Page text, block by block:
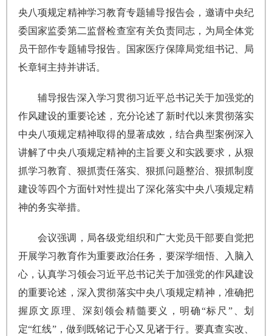
央八项规定精神学习教育专题辅导报告会，邀请中央纪
委国家监委第二监督检查室有关负责同志，为局全体党
员干部作专题辅导报告。国家医疗保障局党组书记、局
长章轲主持并讲话。
辅导报告深入学习贯彻习近平总书记关于加强党的
作风建设的重要论述，充分论述了新时代以来贯彻落实
中央八项规定精神取得的显著成效，结合典型案例深入
讲解了中央八项规定精神的主旨要义和实践要求，从狠
抓学习教育、狠抓责任落实、狠抓问题整治、狠抓制度
建设等四个方面针对性提出了深化落实中央八项规定精
神的务实举措。
会议强调，局各级党组织和广大党员干部要自觉把
开展学习教育作为重要政治任务，要深学细悟、入脑入
心，认真学习领会习近平总书记关于加强党的作风建设
的重要论述，深入贯彻落实中央八项规定精神，准确把
握原文原理、深刻领会精髓要义，明确“标尺”、划
定“红线”，做到既铭记于心又见诸于行。要真查实改、